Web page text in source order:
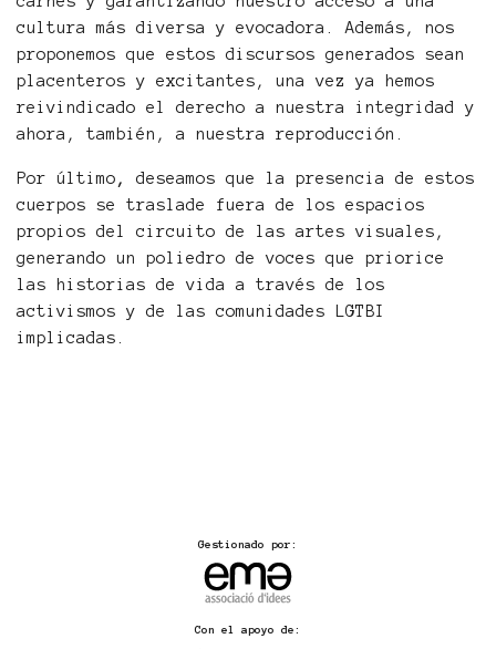
cultura más diversa y evocadora. Además, nos
proponemos que estos discursos generados sean
placenteros y excitantes, una vez ya hemos
reivindicado el derecho a nuestra integridad y
ahora, también, a nuestra reproducción.
Por último , deseamos que la presencia de estos
cuerpos se traslade fuera de los espacios
propios del circuito de las artes visuales,
generando un poliedro de voces que priorice
las historias de vida a través de los
activismos y de las comunidades LGTBI
implicadas.
Gestionado por:
Con el apoyo de: